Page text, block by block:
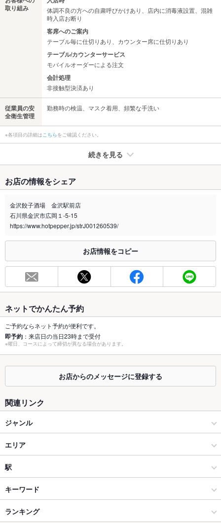
取り組み
体調不良の方への自粛呼びかけあり、店内に消毒液設置、混雑
時入店お断り
客席へのご案内
テーブル毎に仕切りあり、カウンター席に仕切りあり
テーブル/カウンターサービス
モバイルオーダーによる注文
会計処理
非接触型決済あり
従業員の安
全衛生管理
勤務時の検温、マスク着用、頻繁な手洗い
※各項目の詳細はこちらをご確認ください。
続きを見る
禁煙・喫煙
分煙（仕切りあり）
喫煙専用室 なし
合わせください。
お席
容人数
個室 あり
座敷 なし
掘りごたつ あり
カウンター あり
ソファー
テラス席
貸切
設備
バリアフリ
ー
なし
お店の情報をシェア
金沢餃子酒場 金沢駅前店
石川県金沢市広岡１-5-15
https://www.hotpepper.jp/strJ001260539/
お店情報をコピー
ネットでかんたん予約
ご予約ならネット予約が便利です。
即予約 ：来店日の当日23時まで受付
※曜日、コースによって締切が異なる場合があります。
お店からのメッセージに登録する
関連リンク
ジャンル
居酒屋
洋・和洋・各国料理・その他
金沢(金沢駅･近江町･ひがし茶屋) × 居酒屋
金沢(金沢駅･近江町･ひがし茶屋) × 洋・和洋・各国料理・その他
エリア
金沢駅
金沢駅 × 居酒屋
金沢駅 × 洋・和洋・各国料理・その他
駅
金沢駅
キーワード
手羽先 からあげ
ランキング